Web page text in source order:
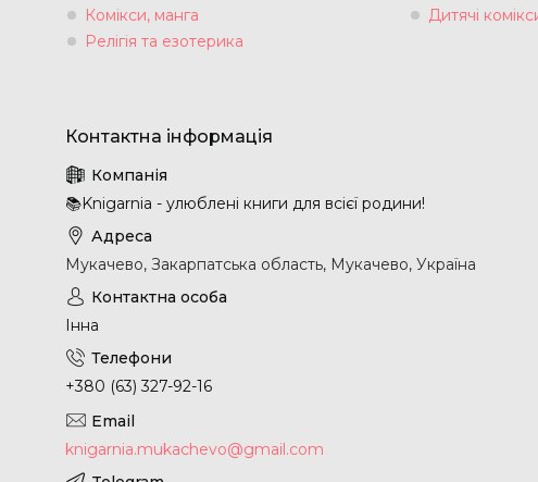
Комікси, манга
Релігія та езотерика
Дитячі
📚Knigarnia - улюблені книги для всієї родини!
Мукачево, Закарпатська область, Мукачево, Україна
Інна
+380 (63) 327-92-16
knigarnia.mukachevo@gmail.com